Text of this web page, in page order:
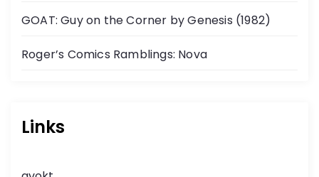
GOAT: Guy on the Corner by Genesis (1982)
Roger’s Comics Ramblings: Nova
Links